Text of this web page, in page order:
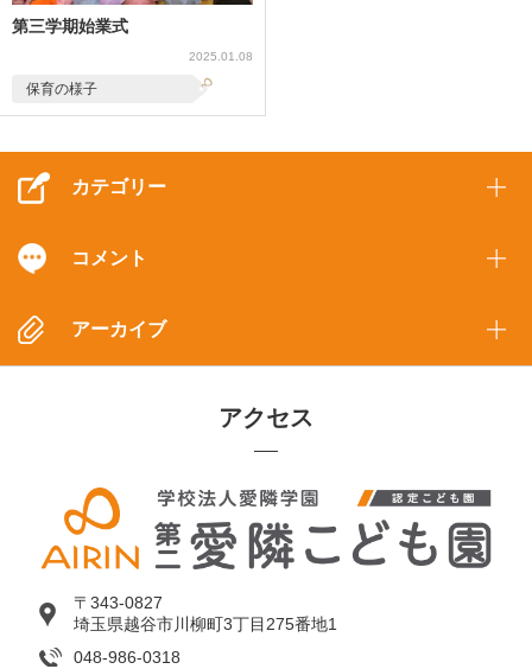
第三学期始業式
2025.01.08
保育の様子
カテゴリー
コメント
アーカイブ
アクセス
〒343-0827
埼玉県越谷市川柳町3丁目275番地1
048-986-0318